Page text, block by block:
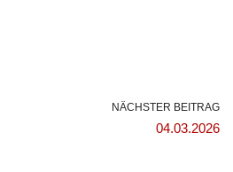
NÄCHSTER BEITRAG
04.03.2026